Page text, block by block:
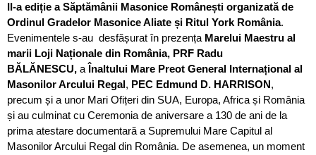
II-a ediție a Săptămânii Masonice Românești organizată de
Ordinul Gradelor Masonice Aliate și Ritul York România.
Evenimentele s-au desfășurat în prezența Marelui Maestru al
marii Loji Naționale din România, PRF Radu
BĂLĂNESCU, a Înaltului Mare Preot General Internațional al
Masonilor Arcului Regal, PEC Edmund D. HARRISON,
precum și a unor Mari Ofițeri din SUA, Europa, Africa și România
și au culminat cu Ceremonia de aniversare a 130 de ani de la
prima atestare documentară a Supremului Mare Capitul al
Masonilor Arcului Regal din România. De asemenea, un moment